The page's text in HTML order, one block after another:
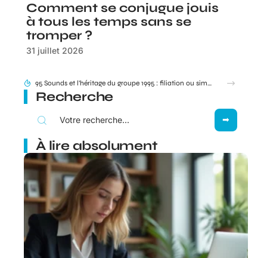
Comment se conjugue jouis
à tous les temps sans se
tromper ?
31 juillet 2026
Besoin de joindre votre livreur Amazon ? Dans quels cas le 0187217777 s’affiche vraiment ?
Recherche
À lire absolument